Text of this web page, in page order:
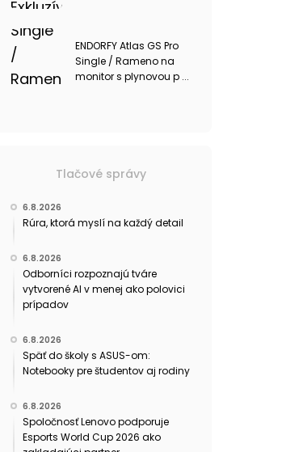
ENDORFY Atlas GS Pro
Single / Rameno na
monitor s plynovou p ...
Tlačové správy
6.8.2026
Rúra, ktorá myslí na každý detail
6.8.2026
Odborníci rozpoznajú tváre
vytvorené AI v menej ako polovici
prípadov
6.8.2026
Späť do školy s ASUS-om:
Notebooky pre študentov aj rodiny
6.8.2026
Spoločnosť Lenovo podporuje
Esports World Cup 2026 ako